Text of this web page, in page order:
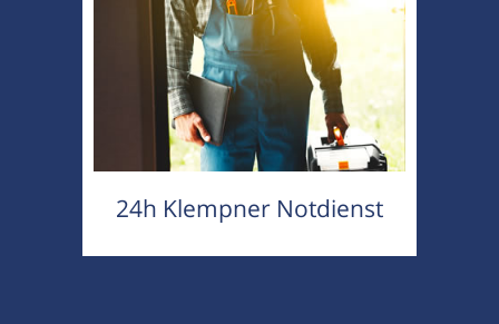
24h Klempner Notdienst